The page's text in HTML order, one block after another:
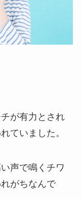
が有力とされ
ていました。
声で鳴くチワ
がちなんで